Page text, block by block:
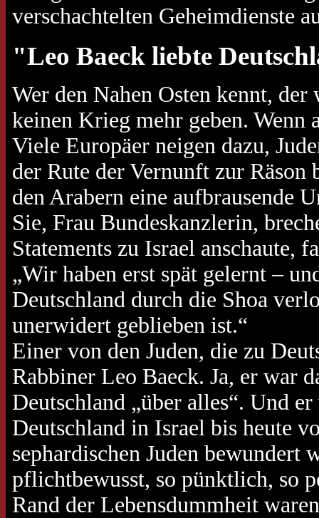
verschachtelten Geheimdienste
"Leo Baeck liebte
Wer den Nahen Osten kennt,
keinen Krieg mehr geben. Wenn
Viele Europäer neigen dazu,
der Rute der Vernunft zur
den Arabern eine aufbrausende
Sie, Frau Bundeskanzlerin,
Statements zu Israel anschaute,
„Wir haben erst spät gelernt –
Deutschland durch die Shoa
unerwidert geblieben ist.“
Einer von den Juden, die zu
Rabbiner Leo Baeck. Ja, er war
Deutschland „über alles“. Und
Deutschland in Israel bis heute
sephardischen Juden bewundert
pflichtbewusst, so pünktlich, so
Rand der Lebensdummheit